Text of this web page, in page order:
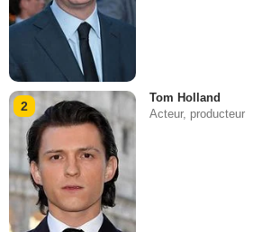
2
Tom Holland
Acteur, producteur